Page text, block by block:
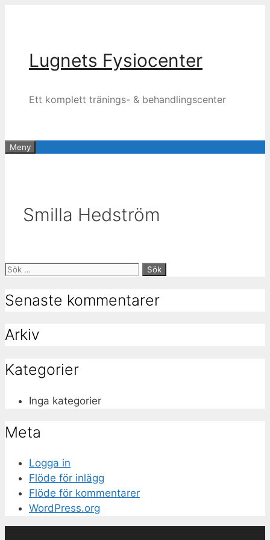
Lugnets Fysiocenter
Ett komplett tränings- & behandlingscenter
Meny
Smilla Hedström
Sök
Senaste kommentarer
Arkiv
Kategorier
Inga kategorier
Meta
Logga in
Flöde för inlägg
Flöde för kommentarer
WordPress.org